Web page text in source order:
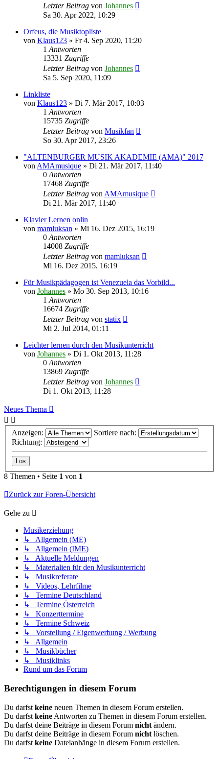
Letzter Beitrag von Johannes
Sa 30. Apr 2022, 10:29
Orfeus, die Musiktopliste
von Klaus123 » Fr 4. Sep 2020, 11:20
1 Antworten
13331 Zugriffe
Letzter Beitrag von Johannes
Sa 5. Sep 2020, 11:09
Linkliste
von Klaus123 » Di 7. Mär 2017, 10:03
1 Antworten
15735 Zugriffe
Letzter Beitrag von Musikfan
So 30. Apr 2017, 23:26
"ALTENBURGER MUSIK AKADEMIE (AMA)" 2017
von AMAmusique » Di 21. Mär 2017, 11:40
0 Antworten
17468 Zugriffe
Letzter Beitrag von AMAmusique
Di 21. Mär 2017, 11:40
Klavier Lernen onlin
von mamluksan » Mi 16. Dez 2015, 16:19
0 Antworten
14008 Zugriffe
Letzter Beitrag von mamluksan
Mi 16. Dez 2015, 16:19
Für Musikpädagogen ist Venezuela das Vorbild...
von Johannes » Mo 30. Sep 2013, 10:16
1 Antworten
16674 Zugriffe
Letzter Beitrag von statix
Mi 2. Jul 2014, 01:11
Leichter lernen durch den Musikunterricht
von Johannes » Di 1. Okt 2013, 11:28
0 Antworten
13869 Zugriffe
Letzter Beitrag von Johannes
Di 1. Okt 2013, 11:28
Neues Thema
Anzeigen:
Sortiere nach:
Richtung:
8 Themen • Seite 1 von 1
Zurück zur Foren-Übersicht
Gehe zu
Musikerziehung
↳ Allgemein (ME)
↳ Allgemein (IME)
↳ Aktuelle Meldungen
↳ Materialien für den Musikunterricht
↳ Musikreferate
↳ Videos, Lehrfilme
↳ Termine Deutschland
↳ Termine Österreich
↳ Konzerttermine
↳ Termine Schweiz
↳ Vorstellung / Eigenwerbung / Werbung
↳ Allgemein
↳ Musikbücher
↳ Musiklinks
Rund um das Forum
Berechtigungen in diesem Forum
Du darfst keine neuen Themen in diesem Forum erstellen.
Du darfst keine Antworten zu Themen in diesem Forum erstellen.
Du darfst deine Beiträge in diesem Forum nicht ändern.
Du darfst deine Beiträge in diesem Forum nicht löschen.
Du darfst keine Dateianhänge in diesem Forum erstellen.